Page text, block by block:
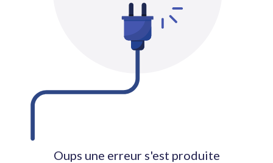
Oups une erreur s'est produite